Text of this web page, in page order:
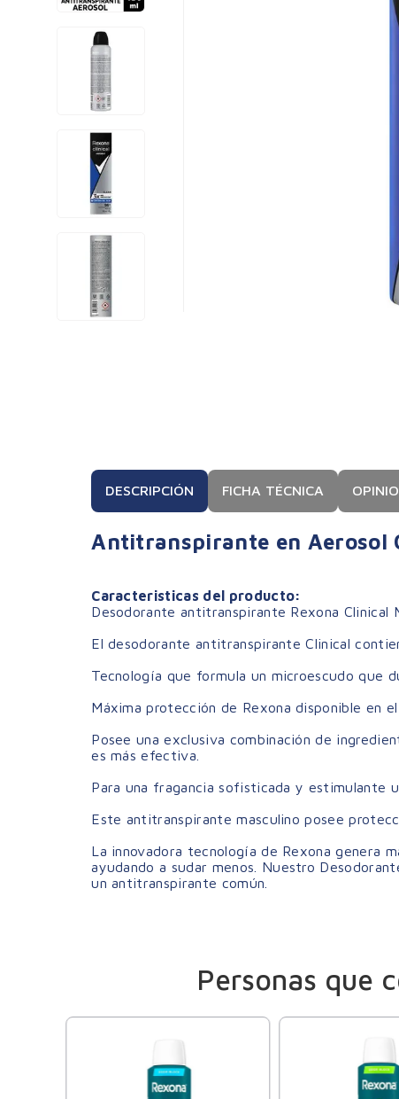
DESCRIPCIÓN FICHA TÉCNICA
Antitranspirante en Aerosol
Caracteristicas del producto:
Desodorante antitranspirante Rexona
El desodorante antitranspirante Clinical
Tecnología que formula un microescudo que
Máxima protección de Rexona disponible en el
Posee una exclusiva combinación de
es más efectiva.
Para una fragancia sofisticada y estimulante
Este antitranspirante masculino posee
La innovadora tecnología de Rexona genera
ayudando a sudar menos. Nuestro
un antitranspirante común.
Personas que